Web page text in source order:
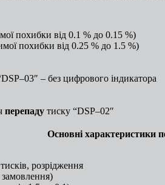
похибки від 0.1 % до 0.15 %)
похибки від 0.25 % до 1.5 %)
– без цифрового індикатора
перепаду тиску “DSP–02″
Основні характеристики
розрідження